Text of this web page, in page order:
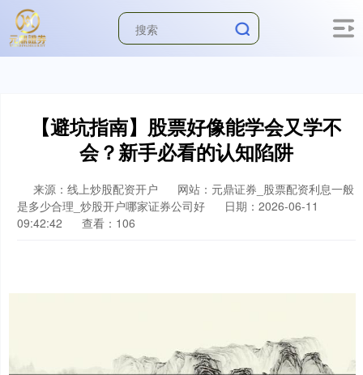
【避坑指南】股票好像能学会又学不
会？新手必看的认知陷阱
来源：线上炒股配资开户
网站：元鼎证券_股票配资利息一般
是多少合理_炒股开户哪家证券公司好
日期：2026-06-11
09:42:42
查看：106